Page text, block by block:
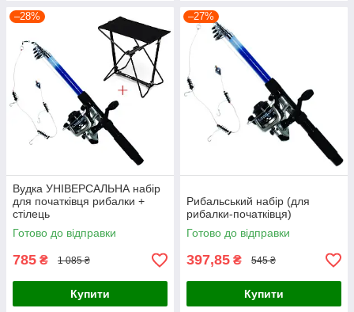
–28%
Вудка УНІВЕРСАЛЬНА набір
для початківця рибалки +
стілець
Готово до відправки
785 ₴ 1 085 ₴
Купити
–27%
Рибальський набір (для
рибалки-початківця)
Готово до відправки
397,85 ₴ 545 ₴
Купити